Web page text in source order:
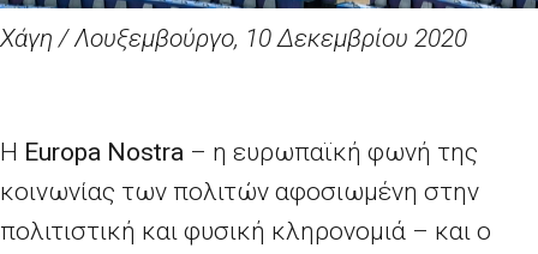
Χάγη / Λουξεμβούργο, 10 Δεκεμβρίου 2020
Η Europa Nostra – η ευρωπαϊκή φωνή της
κοινωνίας των πολιτών αφοσιωμένη στην
πολιτιστική και φυσική κληρονομιά – και ο